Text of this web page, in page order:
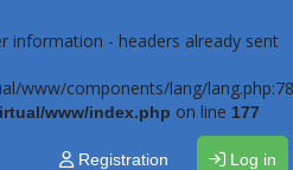
information - headers already sent
www/components/lang/
www/index.php on line 177
Registration Log in